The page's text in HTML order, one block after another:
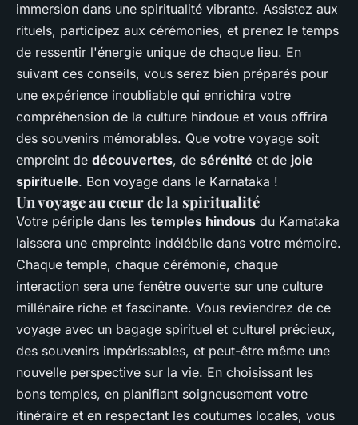
immersion dans une spiritualité vibrante. Assistez aux
rituels, participez aux cérémonies, et prenez le temps
de ressentir l'énergie unique de chaque lieu. En
suivant ces conseils, vous serez bien préparés pour
une expérience inoubliable qui enrichira votre
compréhension de la culture hindoue et vous offrira
des souvenirs mémorables. Que votre voyage soit
empreint de découvertes, de sérénité et de joie
spirituelle. Bon voyage dans le Karnataka !
Un voyage au cœur de la spiritualité
Votre périple dans les temples hindous du Karnataka
laissera une empreinte indélébile dans votre mémoire.
Chaque temple, chaque cérémonie, chaque
interaction sera une fenêtre ouverte sur une culture
millénaire riche et fascinante. Vous reviendrez de ce
voyage avec un bagage spirituel et culturel précieux,
des souvenirs impérissables, et peut-être même une
nouvelle perspective sur la vie. En choisissant les
bons temples, en planifiant soigneusement votre
itinéraire et en respectant les coutumes locales, vous